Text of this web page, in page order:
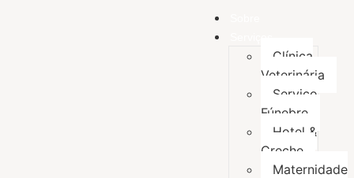
Clínica
Veterinária
Serviço
Fúnebre
Hotel &
Creche
Maternidade